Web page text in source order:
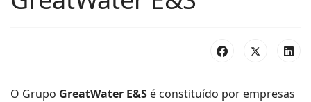
O Grupo GreatWater E&S é constituído por empresas